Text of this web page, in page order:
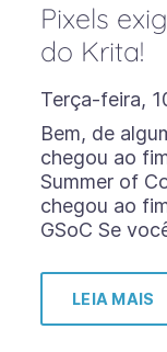
Pixels
do Krita!
Terça-feira,
Bem, de
chegou ao
Summer of
chegou ao
GSoC Se
LEIA MAIS